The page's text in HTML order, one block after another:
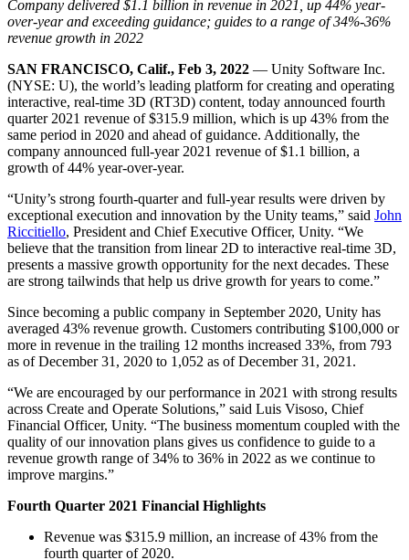
LiveOps
Wachsen Sie
Nutzerakquisition
Entdecken Sie und gewinnen Sie mobile Benutzer
In-App-Käufe
Monetarisierung
Verbinden Sie Spieler mit den richtigen Spielen
Werben mit Unity
Monetarisieren mit Unity
Anwendungsfälle
Mobile Spiele
Mobile Hits mit Unity erstellen und wachsen lassen
Indie-Spiele
XR-Spiele
XR-Spiele plattformübergreifend starten
Multiplayer-Spiele
Einzelhandel
Automobilindustrie
Innovation und Erlebnisse im Auto fördern
Alle Branchen anzeigen
Einblicke
Erfolgsgeschichten aus der Praxis
Best-Practice-Leitfäden
Experten Tipps und Tricks
Demos
Demos, Beispiele und Bausteine
Alle Ressourcen
Neues
Blog
Aktualisierungen, Informationen und technische Tipps
Neuigkeiten
Nachrichten, Geschichten und Pressezentrum
Schließen Sie sich Entwicklern, Kreativen und Insidern an
Feier der Unity-Schöpfer weltweit
Anleitungen
Bildung
Für Studierende
Starten Sie Ihre Karriere
Für Lehrkräfte
Lizenzstipendium für Bildungseinrichtungen
Bringen Sie die Kraft von Unity in Ihre Institution
Zertifizierungen
Beweisen Sie Ihre Unity-Meisterschaft
Company delivered $1.1 billion in revenue in 2021, up 44% year-
over-year and exceeding guidance; guides to a range of 34%-36%
revenue growth in 2022
SAN FRANCISCO, Calif., Feb 3, 2022 — Unity Software Inc.
(NYSE: U), the world’s leading platform for creating and operating
interactive, real-time 3D (RT3D) content, today announced fourth
quarter 2021 revenue of $315.9 million, which is up 43% from the
same period in 2020 and ahead of guidance. Additionally, the
company announced full-year 2021 revenue of $1.1 billion, a
growth of 44% year-over-year.
“Unity’s strong fourth-quarter and full-year results were driven by
exceptional execution and innovation by the Unity teams,” said John
Riccitiello, President and Chief Executive Officer, Unity. “We
believe that the transition from linear 2D to interactive real-time 3D,
presents a massive growth opportunity for the next decades. These
are strong tailwinds that help us drive growth for years to come.”
Since becoming a public company in September 2020, Unity has
averaged 43% revenue growth. Customers contributing $100,000 or
more in revenue in the trailing 12 months increased 33%, from 793
as of December 31, 2020 to 1,052 as of December 31, 2021.
“We are encouraged by our performance in 2021 with strong results
across Create and Operate Solutions,” said Luis Visoso, Chief
Financial Officer, Unity. “The business momentum coupled with the
quality of our innovation plans gives us confidence to guide to a
revenue growth range of 34% to 36% in 2022 as we continue to
improve margins.”
Fourth Quarter 2021 Financial Highlights
Revenue was $315.9 million, an increase of 43% from the
fourth quarter of 2020.